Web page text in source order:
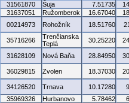
31561870 Šuja 7.51735
31637051 Ružomberok 16.67040
00214973 Rohožník 18.51760
35716266
Trenčianska
Teplá
30.25220
31628109 Nová Baňa 28.84950
36029815 Zvolen 18.37030
34126520 Trnava 10.17280
35969326 Hurbanovo 5.78462